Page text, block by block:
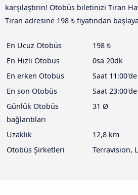
karşılaştırın! Otobüs biletinizi Tiran
Tiran adresine 198 ₺ fiyatından
En Ucuz Otobüs
198 ₺
En Hızlı Otobüs
0sa 20dk
En erken Otobüs
Saat 11:00'de
En son Otobüs
Saat 23:00'de
Günlük Otobüs
bağlantıları
31 Ø
Uzaklık
12,8 km
Otobüs Şirketleri
Terravision,